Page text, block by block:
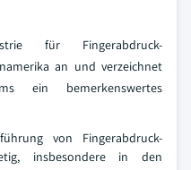
für Fingerabdruck-
an und verzeichnet
ein bemerkenswertes
von Fingerabdruck-
insbesondere in den